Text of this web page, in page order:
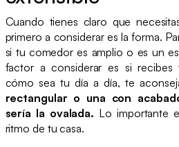
Cuando tienes claro que
primero a considerar es la forma.
si tu comedor es amplio o es un
factor a considerar es si recibes
cómo sea tu día a día, te
rectangular o una con
sería la ovalada. Lo importante
ritmo de tu casa.